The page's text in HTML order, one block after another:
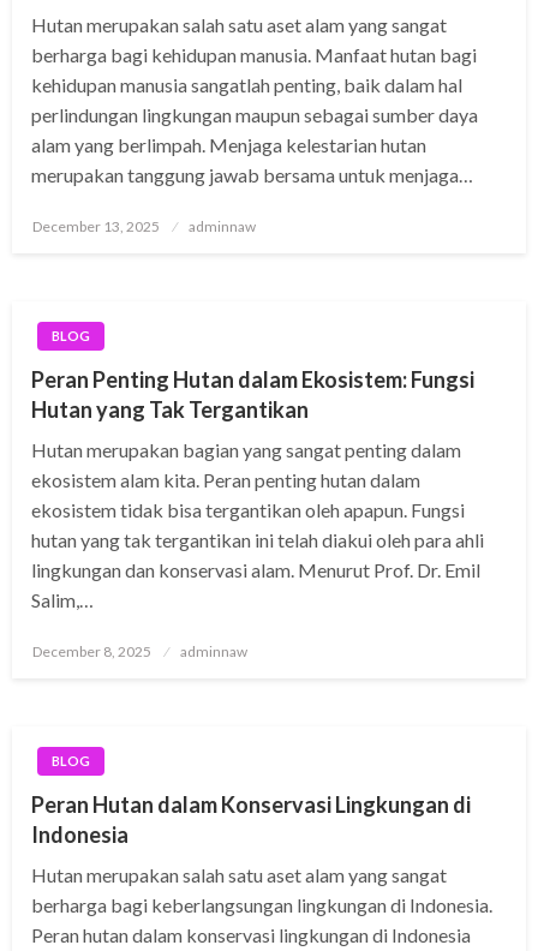
Hutan merupakan salah satu aset alam yang sangat
berharga bagi kehidupan manusia. Manfaat hutan bagi
kehidupan manusia sangatlah penting, baik dalam hal
perlindungan lingkungan maupun sebagai sumber daya
alam yang berlimpah. Menjaga kelestarian hutan
merupakan tanggung jawab bersama untuk menjaga…
Posted
December 13, 2025 adminnaw
BLOG
Peran Penting Hutan dalam Ekosistem: Fungsi
Hutan yang Tak Tergantikan
Hutan merupakan bagian yang sangat penting dalam
ekosistem alam kita. Peran penting hutan dalam
ekosistem tidak bisa tergantikan oleh apapun. Fungsi
hutan yang tak tergantikan ini telah diakui oleh para ahli
lingkungan dan konservasi alam. Menurut Prof. Dr. Emil
Salim,…
Posted
December 8, 2025 adminnaw
BLOG
Peran Hutan dalam Konservasi Lingkungan di
Indonesia
Hutan merupakan salah satu aset alam yang sangat
berharga bagi keberlangsungan lingkungan di Indonesia.
Peran hutan dalam konservasi lingkungan di Indonesia